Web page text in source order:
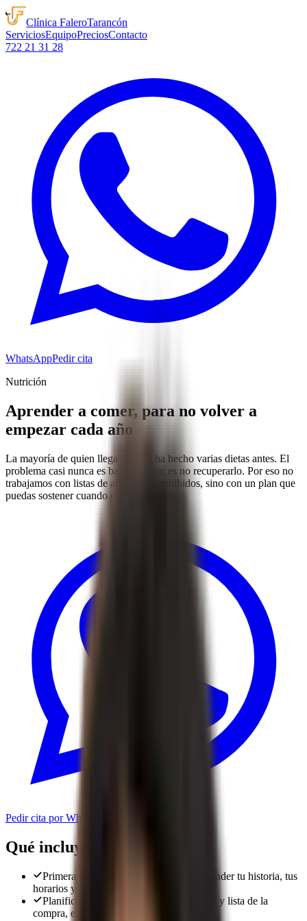
Clínica FaleroTarancón
ServiciosEquipoPreciosContacto
722 21 31 28
WhatsAppPedir cita
Nutrición
Aprender a comer, para no volver a
empezar cada año
La mayoría de quien llega aquí ya ha hecho varias dietas antes. El
problema casi nunca es bajar el peso: es no recuperarlo. Por eso no
trabajamos con listas de alimentos prohibidos, sino con un plan que
puedas sostener cuando dejes de venir.
Pedir cita por WhatsApp
Qué incluye
Primera entrevista de una hora para entender tu historia, tus
horarios y tus análisis
Planificación semanal con menú, recetas y lista de la
compra, en un máximo de 4 días